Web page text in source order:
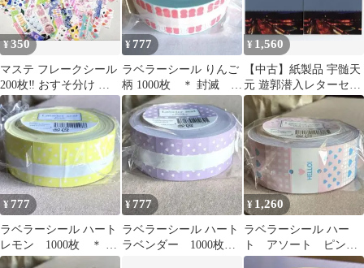
¥350
マステ フレークシール
200枚‼️ おすそ分け 封
緘 ハンドメイド
¥ 777
ラベラーシール りんご
柄 1000枚 ＊ 封滅 シ
ール ラベルシール
巻売 林檎
¥ 1,560
【中古】紙製品 宇髄天
元 遊郭潜入レターセッ
ト 「鬼滅の刃 全集中展
-無限列車編・遊郭
編-」
¥ 777
ラベラーシール ハート
レモン 1000枚 ＊ 封
滅 シール 巻売 黄
¥777
ラベラーシール ハート
ラベンダー 1000枚
¥ 1,260
ラベラーシール ハー
ト アソート ピンク×
水色 1000枚 ＊ 封